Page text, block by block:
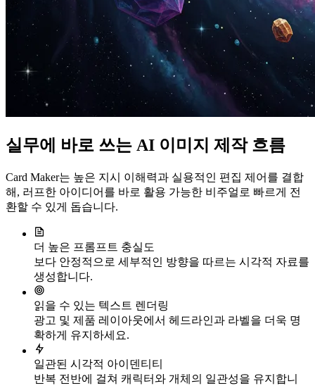
실무에 바로 쓰는 AI 이미지 제작 흐름
Card Maker는 높은 지시 이해력과 실용적인 편집 제어를 결합
해, 러프한 아이디어를 바로 활용 가능한 비주얼로 빠르게 전
환할 수 있게 돕습니다.
더 높은 프롬프트 충실도
보다 안정적으로 세부적인 방향을 따르는 시각적 자료를
생성합니다.
읽을 수 있는 텍스트 렌더링
광고 및 제품 레이아웃에서 헤드라인과 라벨을 더욱 명
확하게 유지하세요.
일관된 시각적 아이덴티티
반복 전반에 걸쳐 캐릭터와 개체의 일관성을 유지합니